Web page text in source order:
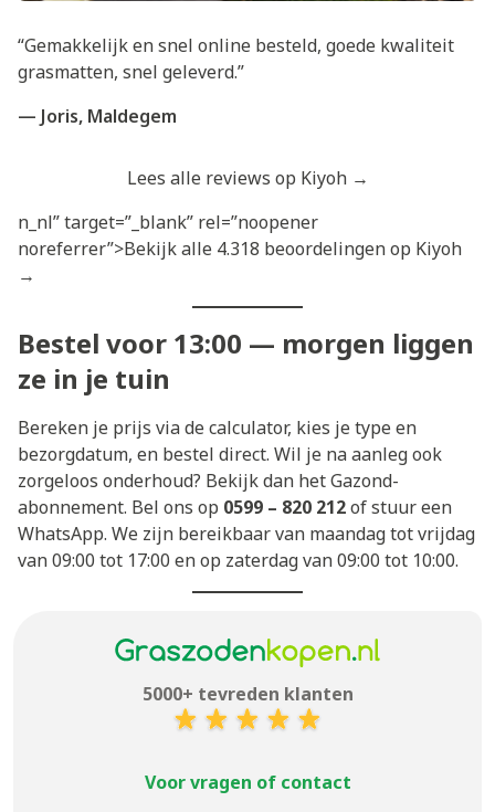
“Gemakkelijk en snel online besteld, goede kwaliteit
grasmatten, snel geleverd.”
— Joris, Maldegem
Lees alle reviews op Kiyoh →
n_nl” target=”_blank” rel=”noopener
noreferrer”>Bekijk alle 4.318 beoordelingen op Kiyoh
→
Bestel voor 13:00 — morgen liggen
ze in je tuin
Bereken je prijs via de calculator, kies je type en
bezorgdatum, en bestel direct. Wil je na aanleg ook
zorgeloos onderhoud? Bekijk dan hetGazond-
abonnement. Bel ons op 0599 – 820 212of stuur een
WhatsApp. We zijn bereikbaar van maandag tot vrijdag
van 09:00 tot 17:00 en op zaterdag van 09:00 tot 10:00.
5000+ tevreden klanten
Voor vragen of contact